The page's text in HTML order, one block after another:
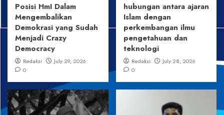
Posisi HmI Dalam
Mengembalikan
Demokrasi yang Sudah
Menjadi Crazy
Democracy
Redaksi
July 29, 2026
0
hubungan antara ajaran
Islam dengan
perkembangan ilmu
pengetahuan dan
teknologi
Redaksi
July 28, 2026
0